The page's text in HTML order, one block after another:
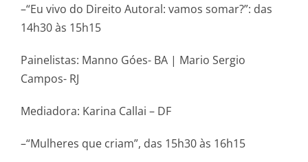
–“Eu vivo do Direito Autoral: vamos somar?”: das
14h30 às 15h15
Painelistas: Manno Góes- BA | Mario Sergio
Campos- RJ
Mediadora: Karina Callai – DF
–“Mulheres que criam”, das 15h30 às 16h15